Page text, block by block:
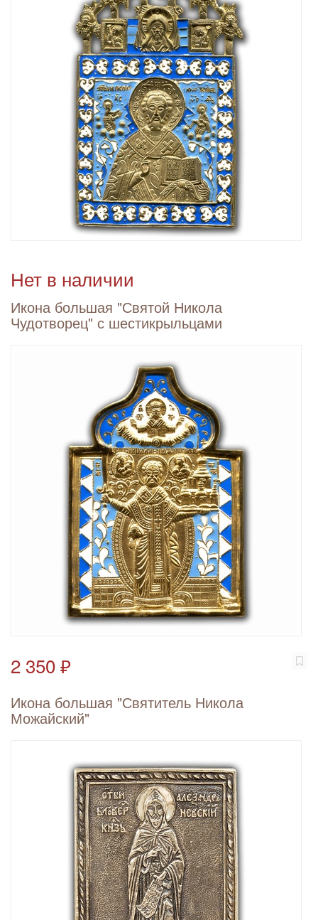
Нет в наличии
Икона большая "Святой Никола
Чудотворец" с шестикрыльцами
2 350 ₽
Икона большая "Святитель Никола
Можайский"